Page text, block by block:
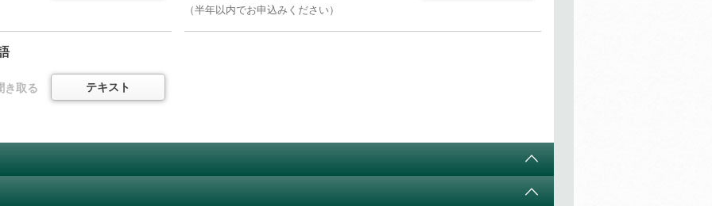
（半年以内でお申込みください）
き取る テキスト